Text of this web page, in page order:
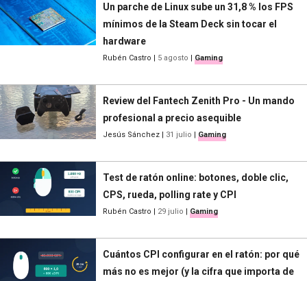
Un parche de Linux sube un 31,8 % los FPS
mínimos de la Steam Deck sin tocar el
hardware
Rubén Castro | 5 agosto | Gaming
Review del Fantech Zenith Pro - Un mando
profesional a precio asequible
Jesús Sánchez | 31 julio | Gaming
Test de ratón online: botones, doble clic,
CPS, rueda, polling rate y CPI
Rubén Castro | 29 julio | Gaming
Cuántos CPI configurar en el ratón: por qué
más no es mejor (y la cifra que importa de